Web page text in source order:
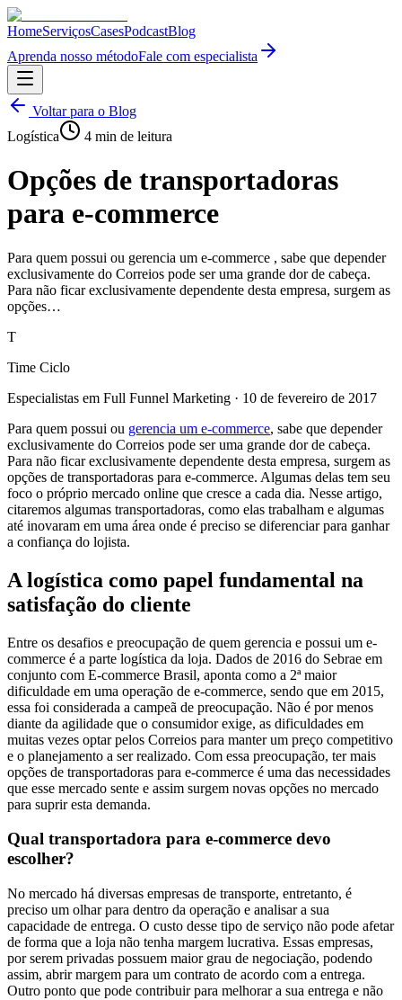
HomeServiçosCasesPodcastBlog
Aprenda nosso métodoFale com especialista
Voltar para o Blog
Logística
4 min de leitura
Opções de transportadoras
para e-commerce
Para quem possui ou gerencia um e-commerce , sabe que depender
exclusivamente do Correios pode ser uma grande dor de cabeça.
Para não ficar exclusivamente dependente desta empresa, surgem as
opções…
T
Time Ciclo
Especialistas em Full Funnel Marketing · 10 de fevereiro de 2017
Para quem possui ou gerencia um e-commerce, sabe que depender
exclusivamente do Correios pode ser uma grande dor de cabeça.
Para não ficar exclusivamente dependente desta empresa, surgem as
opções de transportadoras para e-commerce. Algumas delas tem seu
foco o próprio mercado online que cresce a cada dia. Nesse artigo,
citaremos algumas transportadoras, como elas trabalham e algumas
até inovaram em uma área onde é preciso se diferenciar para ganhar
a confiança do lojista.
A logística como papel fundamental na
satisfação do cliente
Entre os desafios e preocupação de quem gerencia e possui um e-
commerce é a parte logística da loja. Dados de 2016 do Sebrae em
conjunto com E-commerce Brasil, aponta como a 2ª maior
dificuldade em uma operação de e-commerce, sendo que em 2015,
essa foi considerada a campeã de preocupação. Não é por menos
diante da agilidade que o consumidor exige, as dificuldades em
muitas vezes optar pelos Correios para manter um preço competitivo
e o planejamento a ser realizado. Com essa preocupação, ter mais
opções de transportadoras para e-commerce é uma das necessidades
que esse mercado sente e assim surgem novas opções no mercado
para suprir esta demanda.
Qual transportadora para e-commerce devo
escolher?
No mercado há diversas empresas de transporte, entretanto, é
preciso um olhar para dentro da operação e analisar a sua
capacidade de entrega. O custo desse tipo de serviço não pode afetar
de forma que a loja não tenha margem lucrativa. Essas empresas,
por serem privadas possuem maior grau de negociação, podendo
assim, abrir margem para um contrato de acordo com a entrega.
Outro ponto que pode contribuir para melhorar a sua entrega e não